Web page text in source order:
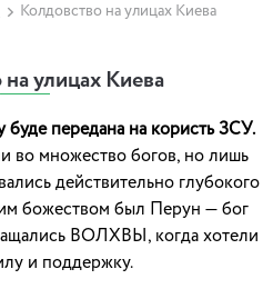
Колдовство на улицах Киева
улицах Киева
буде передана на користь ЗСУ.
во множество богов, но лишь
действительно глубокого
божеством был Перун — бог
ВОЛХВЫ, когда хотели
и поддержку.